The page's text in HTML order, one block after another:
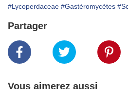
#Lycoperdaceae #Gastéromycètes
Partager
Vous aimerez aussi